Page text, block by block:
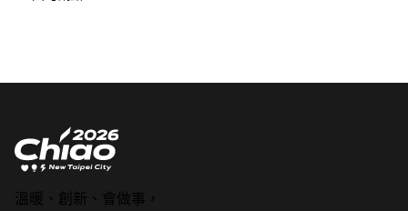
溫暖、創新、會做事，